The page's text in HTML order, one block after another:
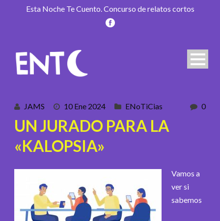
Esta Noche Te Cuento. Concurso de relatos cortos
JAMS 10 Ene 2024 ENoTiCias 0
UN JURADO PARA LA
«KALOPSIA»
Vamos a
ver si
sabemos